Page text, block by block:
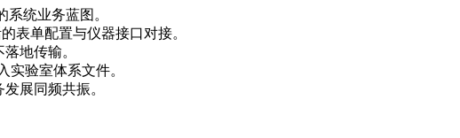
统业务蓝图。
表单配置与仪器接口对接。
地传输。
验室体系文件。
展同频共振。